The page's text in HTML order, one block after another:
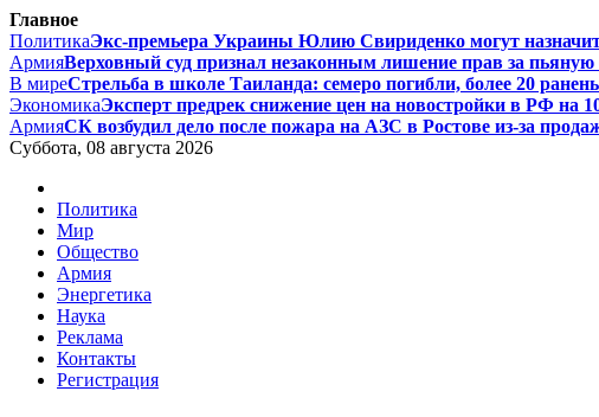
Главное
ПолитикаЭкс-премьера Украины Юлию Свириденко могут
АрмияВерховный суд признал незаконным лишение прав за пьяную
В миреСтрельба в школе Таиланда: семеро погибли, более 20
ЭкономикаЭксперт предрек снижение цен на новостройки в РФ на
АрмияСК возбудил дело после пожара на АЗС в Ростове из-за
Суббота, 08 августа 2026
Политика
Мир
Общество
Армия
Энергетика
Наука
Реклама
Контакты
Регистрация